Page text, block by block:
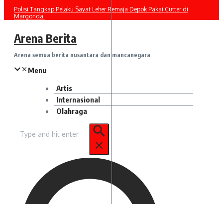
Polisi Tangkap Pelaku Sayat Leher Remaja Depok Pakai Cutter di
Margonda
Arena Berita
Arena semua berita nusantara dan mancanegara
Menu
Artis
Internasional
Olahraga
untuk: